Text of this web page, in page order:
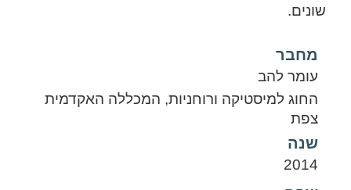
שונים.
מחבר
עומר להב
החוג למיסטיקה ורוחניות, המכללה האקדמית
צפת
שנה
2014